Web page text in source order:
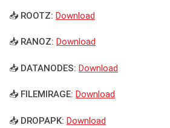
📥 ROOTZ: Download
📥 RANOZ: Download
📥 DATANODES: Download
📥 FILEMIRAGE: Download
📥 DROPAPK: Download